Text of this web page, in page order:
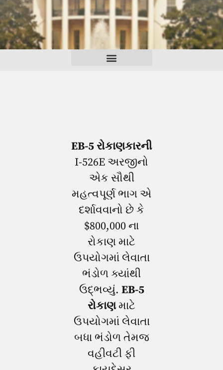
EB-5 રોકાણકારની
I-526E અરજીનો
એક સૌથી
મહત્વપૂર્ણ ભાગ એ
દર્શાવવાનો છે કે
$800,000 ના
રોકાણ માટે
ઉપયોગમાં લેવાતા
ભંડોળ ક્યાંથી
ઉદ્ભવ્યું. EB-5
રોકાણમાટે
ઉપયોગમાં લેવાતા
બધા ભંડોળ તેમજ
વહીવટી ફી